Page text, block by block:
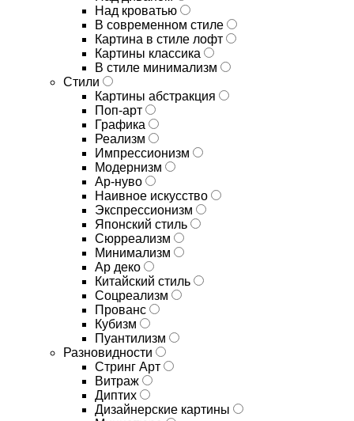
Над кроватью
В современном стиле
Картина в стиле лофт
Картины классика
В стиле минимализм
Стили
Картины абстракция
Поп-арт
Графика
Реализм
Импрессионизм
Модернизм
Ар-нуво
Наивное искусство
Экспрессионизм
Японский стиль
Сюрреализм
Минимализм
Ар деко
Китайский стиль
Соцреализм
Прованс
Кубизм
Пуантилизм
Разновидности
Стринг Арт
Витраж
Диптих
Дизайнерские картины